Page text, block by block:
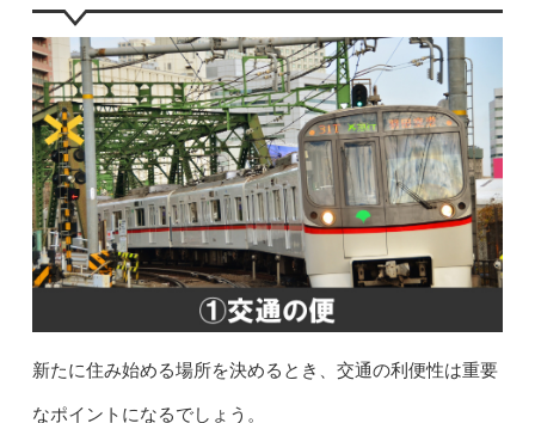
新たに住み始める場所を決めるとき、交通の利便性は重要
なポイントになるでしょう。